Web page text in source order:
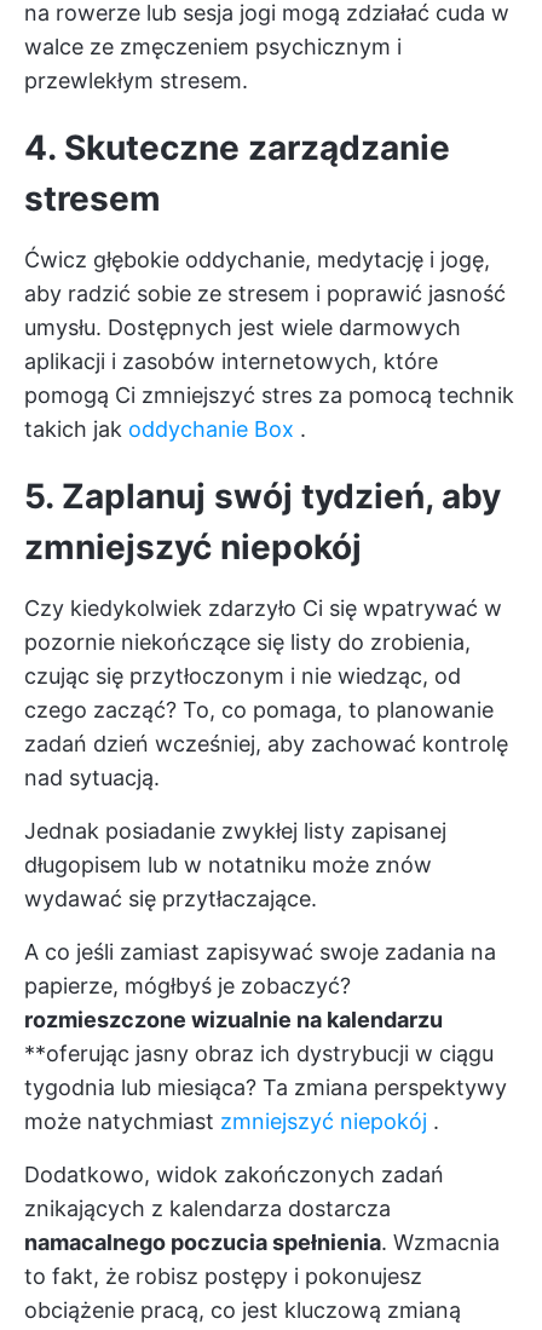
na rowerze lub sesja jogi mogą zdziałać cuda w
walce ze zmęczeniem psychicznym i
przewlekłym stresem.
4. Skuteczne zarządzanie
stresem
Ćwicz głębokie oddychanie, medytację i jogę,
aby radzić sobie ze stresem i poprawić jasność
umysłu. Dostępnych jest wiele darmowych
aplikacji i zasobów internetowych, które
pomogą Ci zmniejszyć stres za pomocą technik
takich jak oddychanie Box .
5. Zaplanuj swój tydzień, aby
zmniejszyć niepokój
Czy kiedykolwiek zdarzyło Ci się wpatrywać w
pozornie niekończące się listy do zrobienia,
czując się przytłoczonym i nie wiedząc, od
czego zacząć? To, co pomaga, to planowanie
zadań dzień wcześniej, aby zachować kontrolę
nad sytuacją.
Jednak posiadanie zwykłej listy zapisanej
długopisem lub w notatniku może znów
wydawać się przytłaczające.
A co jeśli zamiast zapisywać swoje zadania na
papierze, mógłbyś je zobaczyć?
rozmieszczone wizualnie na kalendarzu
**oferując jasny obraz ich dystrybucji w ciągu
tygodnia lub miesiąca? Ta zmiana perspektywy
może natychmiast zmniejszyć niepokój .
Dodatkowo, widok zakończonych zadań
znikających z kalendarza dostarcza
namacalnego poczucia spełnienia. Wzmacnia
to fakt, że robisz postępy i pokonujesz
obciążenie pracą, co jest kluczową zmianą